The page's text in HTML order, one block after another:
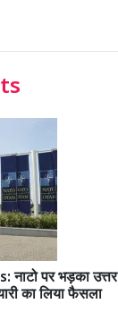
पर भड़का उत्तर
का लिया फैसला